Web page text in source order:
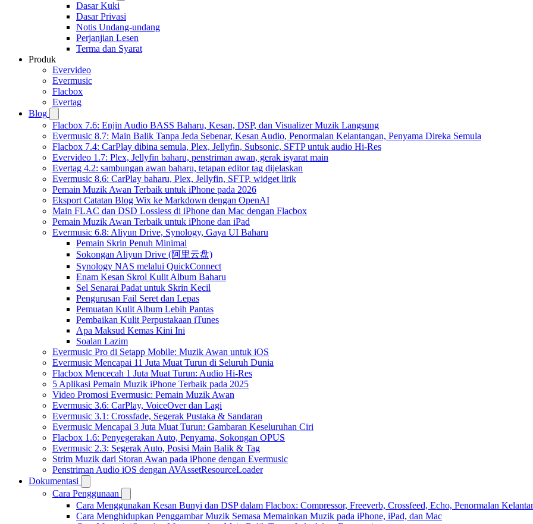
Dasar Kuki
Dasar Privasi
Notis Undang-undang
Perjanjian Lesen
Terma dan Syarat
Produk
Evervideo
Evermusic
Flacbox
Evertag
Blog
Flacbox 7.6: Enjin Audio BASS Baharu, Kesan, DSP, dan Visualizer Muzik Langsung
Evermusic 8.7: Main Balik Tanpa Jeda Sebenar, Kesan Audio, Penormalan Kelantangan, Penyama Direka Semula
Flacbox 7.4: CarPlay dibina semula, Plex, Jellyfin, Subsonic, SFTP untuk audio Hi-Res
Evervideo 1.7: Plex, Jellyfin baharu, penstriman awan, gerak isyarat main
Evertag 4.2: sambungan awan baharu, tetapan editor tag dijelaskan
Evermusic 8.6: CarPlay baharu, Plex, Jellyfin, SFTP, widget lirik
Pemain Muzik Awan Terbaik untuk iPhone pada 2026
Eksport Catatan Blog Wix ke Markdown dengan OpenAI
Main FLAC dan DSD Lossless di iPhone dan Mac dengan Flacbox
Pemain Muzik Awan Terbaik untuk iPhone dan iPad
Evermusic 6.8: Aliyun Drive, Synology, Gaya UI Baharu
Pemain Skrin Penuh Minimal
Sokongan Aliyun Drive (阿里云盘)
Synology NAS melalui QuickConnect
Enam Kesan Skrol Kulit Album Baharu
Sel Senarai Padat untuk Skrin Kecil
Pengurusan Fail Seret dan Lepas
Pemuatan Kulit Album Lebih Pantas
Pembaikan Kulit Perpustakaan iTunes
Apa Maksud Kemas Kini Ini
Soalan Lazim
Evermusic Pro di Setapp Mobile: Muzik Awan untuk iOS
Evermusic Mencapai 11 Juta Muat Turun di Seluruh Dunia
Flacbox Mencecah 1 Juta Muat Turun: Audio Hi-Res
5 Aplikasi Pemain Muzik iPhone Terbaik pada 2025
Video Promosi Evermusic: Pemain Muzik Awan
Evermusic 3.6: CarPlay, VoiceOver dan Lagi
Evermusic 3.1: Crossfade, Segerak Pustaka & Sandaran
Evermusic Mencapai 3 Juta Muat Turun: Gambaran Keseluruhan Ciri
Flacbox 1.6: Penyegerakan Auto, Penyama, Sokongan OPUS
Evermusic 2.3: Segerak Auto, Posisi Main Balik & Tag
Strim Muzik dari Storan Awan pada iPhone dengan Evermusic
Penstriman Audio iOS dengan AVAssetResourceLoader
Dokumentasi
Cara Penggunaan
Cara Menggunakan Kesan Bunyi dan DSP dalam Flacbox: Compressor, Freeverb, Crossfeed, Echo, Penormalan
Cara Menghidupkan Penggambar Muzik Semasa Memainkan Muzik pada iPhone, iPad, dan Mac